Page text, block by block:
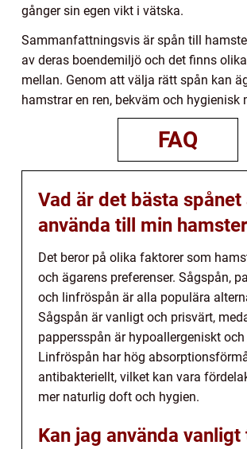
gånger sin egen vikt i vätska.
Sammanfattningsvis är spån till
av deras boendemiljö och det finns
mellan. Genom att välja rätt spån kan
hamstrar en ren, bekväm och hygienisk
FAQ
Vad är det bästa spånet
använda till min
Det beror på olika faktorer som
och ägarens preferenser. Sågspån,
och linfröspån är alla populära
Sågspån är vanligt och prisvärt,
pappersspån är hypoallergeniskt
Linfröspån har hög
antibakteriellt, vilket kan vara
mer naturlig doft och hygien.
Kan jag använda